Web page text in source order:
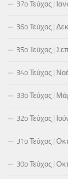
37o Τεύχος |
36o Τεύχος |
35o Τεύχος |
34o Τεύχος |
33o Τεύχος |
32o Τεύχος |
31o Τεύχος |
30o Τεύχος |